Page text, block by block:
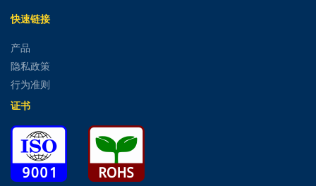
快速链接
产品
隐私政策
行为准则
证书